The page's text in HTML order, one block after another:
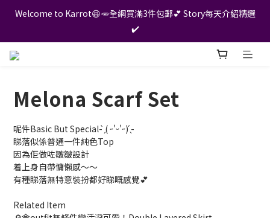
Welcome to Karrot😆🥕全網買滿3件包郵💕 Story每天介紹精選
✔️
Melona Scarf Set
呢件Basic But Special- ̗̀( ˶'ᵕ'˶) ̖́-
睇落似係普通一件純色Top
因為佢做咗皺皺設計
着上身自帶慵懶感～～
有種睇落無特意裝扮都好睇嘅感覺💕
Related Item